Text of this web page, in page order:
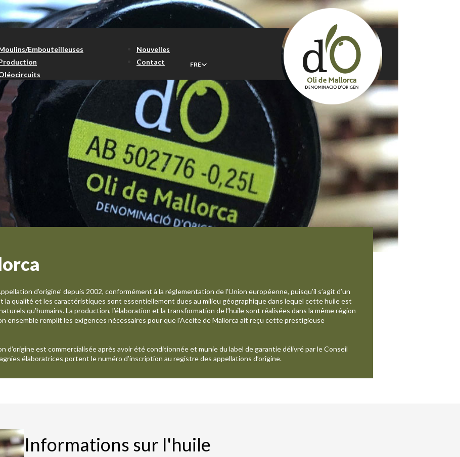
Embouteilleuses
Nouvelles
Contact
FRE
d’origine’ depuis 2002, conformément à la réglementation de l’Union européenne, puisqu’il s’agit d’un
la qualité et les caractéristiques sont essentiellement dues au milieu géographique dans lequel cette huile est
qu’humains. La production, l’élaboration et la transformation de l’huile sont réalisées dans la même région
ensemble remplit les exigences nécessaires pour que l’Aceite de Mallorca ait reçu cette prestigieuse
d’origine est commercialisée après avoir été conditionnée et munie du label de garantie délivré par le Conseil
élaboratrices portent le numéro d’inscription au registre des appellations d’origine.
Informations sur l'huile